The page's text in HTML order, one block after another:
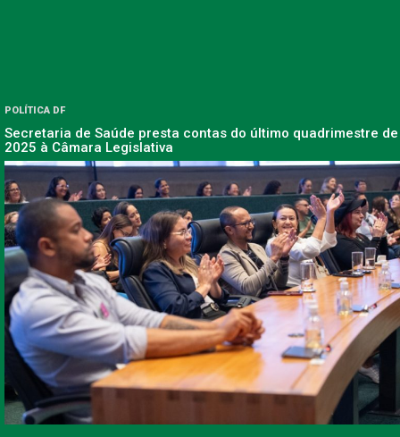
POLÍTICA DF
Secretaria de Saúde presta contas do último quadrimestre de
2025 à Câmara Legislativa